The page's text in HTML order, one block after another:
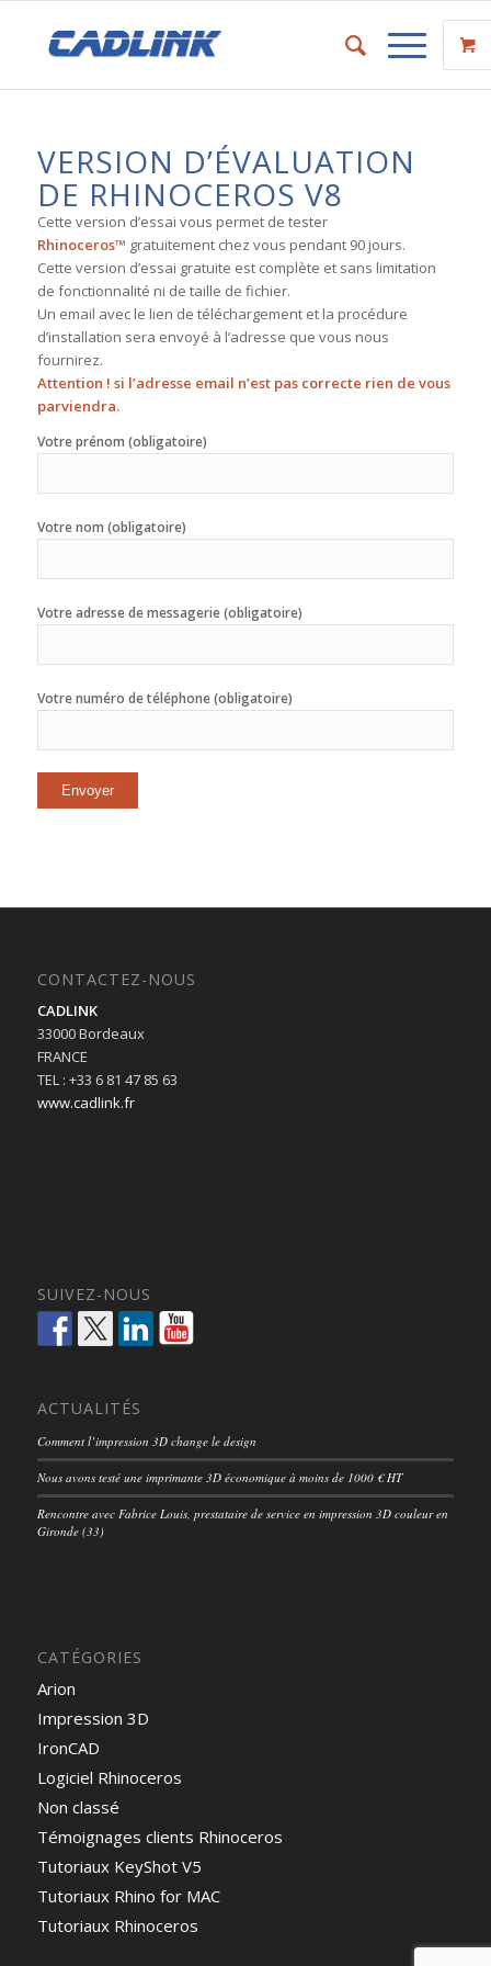
VERSION D’ÉVALUATION
DE RHINOCEROS V8
Cette version d’essai vous permet de tester
Rhinoceros™ gratuitement chez vous pendant 90 jours.
Cette version d’essai gratuite est complète et sans limitation
de fonctionnalité ni de taille de fichier.
Un email avec le lien de téléchargement et la procédure
d’installation sera envoyé à l’adresse que vous nous
fournirez.
Attention ! si l’adresse email n’est pas correcte rien de vous
parviendra.
Votre prénom (obligatoire)
Votre nom (obligatoire)
Votre adresse de messagerie (obligatoire)
Votre numéro de téléphone (obligatoire)
CONTACTEZ-NOUS
CADLINK
33000 Bordeaux
FRANCE
TEL : +33 6 81 47 85 63
www.cadlink.fr
SUIVEZ-NOUS
ACTUALITÉS
Comment l’impression 3D change le design
Nous avons testé une imprimante 3D économique à moins de 1000 € HT
Rencontre avec Fabrice Louis, prestataire de service en impression 3D couleur en
Gironde (33)
CATÉGORIES
Arion
Impression 3D
IronCAD
Logiciel Rhinoceros
Non classé
Témoignages clients Rhinoceros
Tutoriaux KeyShot V5
Tutoriaux Rhino for MAC
Tutoriaux Rhinoceros